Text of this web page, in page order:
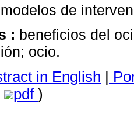
de
: beneficios del
ocio.
in English |
pdf )